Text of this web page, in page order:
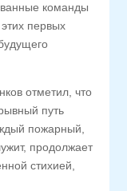
команды
первых
отметил, что
путь
пожарный,
продолжает
стихией,